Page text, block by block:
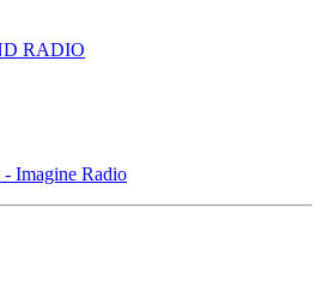
RADIO
Imagine Radio